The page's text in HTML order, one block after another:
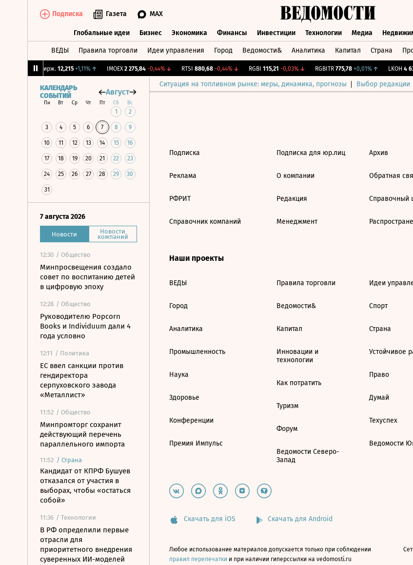
Подписка Газета MAX
Глобальные идеи Бизнес Экономика Финансы Инвестиции Технологии Медиа
ВЕДЫ Правила торговли Идеи управления Город Ведомости& Аналитика Капитал Страна
CNY Бирж. 12,215 +1,11%↑ IMOEX 2 275,84 -0,44%↓ RTSI 880,68 -0,44%↓ RGBI 115,21 -0,03%↓ RGBITR 775,78 +0,01%↑ LKOH 4
Ситуация на топливном рынке: меры, динамика, прогнозы Выбор редакции
КАЛЕНДАРЬ
СОБЫТИЙ
Август
Пн Вт Ср Чт Пт Сб Вс
1 2
3 4 5 6 7 8 9
10 11 12 13 14 15 16
17 18 19 20 21 22 23
24 25 26 27 28 29 30
31
7 августа 2026
Новости Новости
компаний
12:30 / Общество
Минпросвещения создало
совет по воспитанию детей
в цифровую эпоху
12:28 / Общество
Руководителю Popcorn
Books и Individuum дали 4
года условно
12:11 / Политика
ЕС ввел санкции против
гендиректора
серпуховского завода
«Металлист»
11:52 / Общество
Минпромторг сохранит
действующий перечень
параллельного импорта
11:52 / Страна
Кандидат от КПРФ Бушуев
отказался от участия в
выборах, чтобы «остаться
собой»
11:36 / Технологии
В РФ определили первые
отрасли для
приоритетного внедрения
суверенных ИИ-моделей
Подписка
Реклама
РФРИТ
Справочник компаний
Подписка для юр.лиц
О компании
Редакция
Менеджмент
Архив
Обратная
Справочный
Наши проекты
ВЕДЫ
Город
Аналитика
Промышленность
Наука
Здоровье
Конференции
Премия Импульс
Правила торговли
Ведомости&
Капитал
Инновации и
технологии
Как потратить
Туризм
Форум
Ведомости Северо-
Запад
Идеи
Спорт
Страна
Устойчивое
Право
Думай
Техуспех
Ведомости
Скачать для iOS Скачать для Android
Любое использование материалов допускается только при соблюдении
правил перепечатки и при наличии гиперссылки на vedomosti.ru